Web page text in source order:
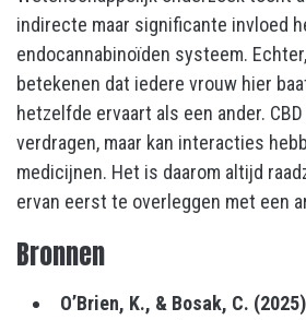
indirecte maar significante invloed
endocannabinoïden systeem.
betekenen dat iedere vrouw hier
hetzelfde ervaart als een ander.
verdragen, maar kan interacties
medicijnen. Het is daarom altijd
ervan eerst te overleggen met een
Bronnen
O’Brien, K., & Bosak, C.